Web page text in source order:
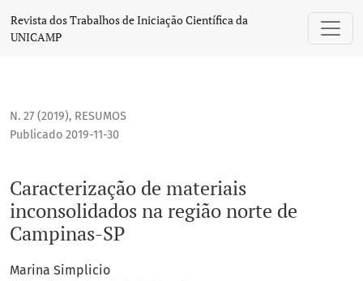
Caracterização de materiais inconsolidados na região
Revista dos Trabalhos de Iniciação Científica da
UNICAMP
N. 27 (2019), RESUMOS
Caracterização de materiais
inconsolidados na região norte de
Campinas-SP
Publicado 2019-11-30
Marina Simplicio